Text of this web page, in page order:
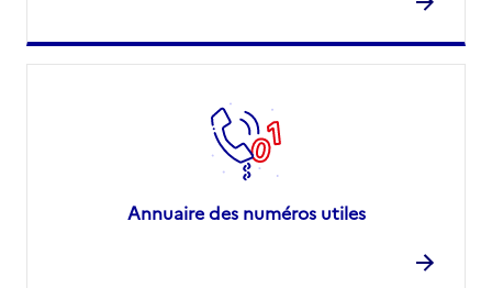
Annuaire des numéros utiles